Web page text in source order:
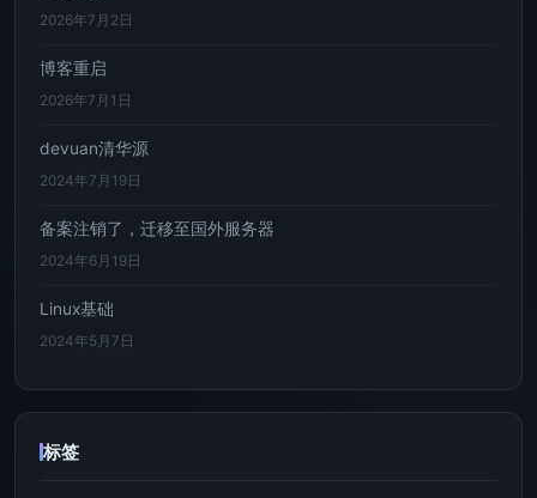
2026年7月2日
博客重启
2026年7月1日
devuan清华源
2024年7月19日
备案注销了，迁移至国外服务器
2024年6月19日
Linux基础
2024年5月7日
标签